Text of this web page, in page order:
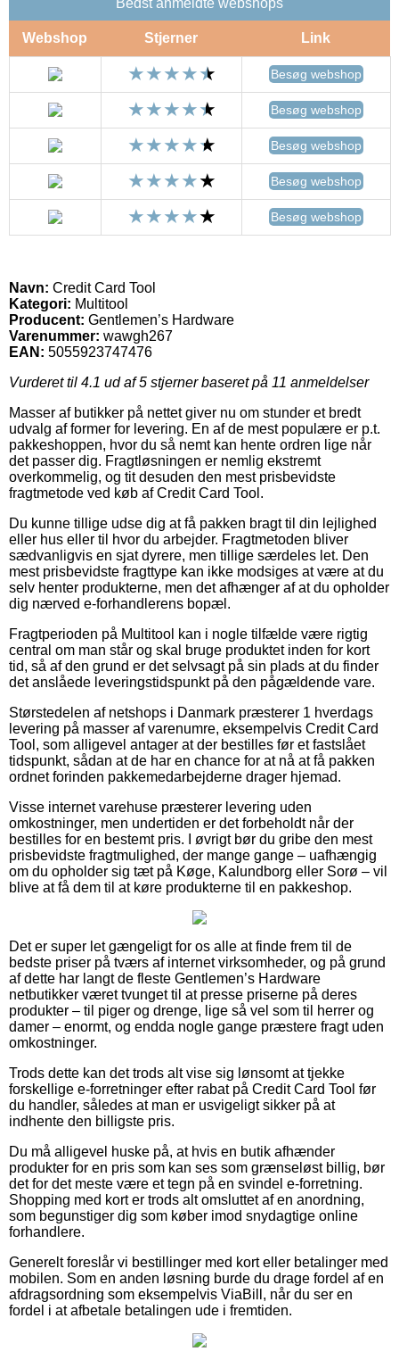
Webshop Stjerner Link
Besøg webshop
Besøg webshop
Besøg webshop
Besøg webshop
Besøg webshop
Navn: Credit Card Tool
Kategori: Multitool
Producent: Gentlemen’s Hardware
Varenummer: wawgh267
EAN: 5055923747476
Vurderet til 4.1 ud af 5 stjerner baseret på 11 anmeldelser
Masser af butikker på nettet giver nu om stunder et bredt
udvalg af former for levering. En af de mest populære er p.t.
pakkeshoppen, hvor du så nemt kan hente ordren lige når
det passer dig. Fragtløsningen er nemlig ekstremt
overkommelig, og tit desuden den mest prisbevidste
fragtmetode ved køb af Credit Card Tool.
Du kunne tillige udse dig at få pakken bragt til din lejlighed
eller hus eller til hvor du arbejder. Fragtmetoden bliver
sædvanligvis en sjat dyrere, men tillige særdeles let. Den
mest prisbevidste fragttype kan ikke modsiges at være at du
selv henter produkterne, men det afhænger af at du opholder
dig nærved e-forhandlerens bopæl.
Fragtperioden på Multitool kan i nogle tilfælde være rigtig
central om man står og skal bruge produktet inden for kort
tid, så af den grund er det selvsagt på sin plads at du finder
det anslåede leveringstidspunkt på den pågældende vare.
Størstedelen af netshops i Danmark præsterer 1 hverdags
levering på masser af varenumre, eksempelvis Credit Card
Tool, som alligevel antager at der bestilles før et fastslået
tidspunkt, sådan at de har en chance for at nå at få pakken
ordnet forinden pakkemedarbejderne drager hjemad.
Visse internet varehuse præsterer levering uden
omkostninger, men undertiden er det forbeholdt når der
bestilles for en bestemt pris. I øvrigt bør du gribe den mest
prisbevidste fragtmulighed, der mange gange – uafhængig
om du opholder sig tæt på Køge, Kalundborg eller Sorø – vil
blive at få dem til at køre produkterne til en pakkeshop.
Det er super let gængeligt for os alle at finde frem til de
bedste priser på tværs af internet virksomheder, og på grund
af dette har langt de fleste Gentlemen’s Hardware
netbutikker været tvunget til at presse priserne på deres
produkter – til piger og drenge, lige så vel som til herrer og
damer – enormt, og endda nogle gange præstere fragt uden
omkostninger.
Trods dette kan det trods alt vise sig lønsomt at tjekke
forskellige e-forretninger efter rabat på Credit Card Tool før
du handler, således at man er usvigeligt sikker på at
indhente den billigste pris.
Du må alligevel huske på, at hvis en butik afhænder
produkter for en pris som kan ses som grænseløst billig, bør
det for det meste være et tegn på en svindel e-forretning.
Shopping med kort er trods alt omsluttet af en anordning,
som begunstiger dig som køber imod snydagtige online
forhandlere.
Generelt foreslår vi bestillinger med kort eller betalinger med
mobilen. Som en anden løsning burde du drage fordel af en
afdragsordning som eksempelvis ViaBill, når du ser en
fordel i at afbetale betalingen ude i fremtiden.